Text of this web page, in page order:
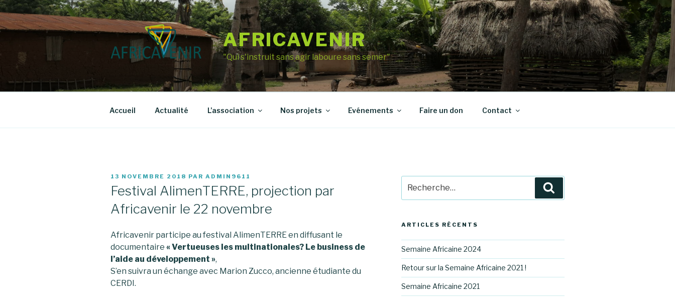
Aller
au
contenu
AFRICAVENIR
"Qui s'instruit sans agir laboure sans semer"
Accueil Actualité L’association Nos projets Evénements Faire un don Contact
PUBLIÉ
LE
13 NOVEMBRE 2018 PAR ADMIN9611
Festival AlimenTERRE, projection par
Africavenir le 22 novembre
Africavenir participe au festival AlimenTERRE en diffusant le
documentaire « Vertueuses les multinationales? Le business de
l’aide au développement »,
S’en suivra un échange avec Marion Zucco, ancienne étudiante du
CERDI.
pour
ARTICLES RÉCENTS
Semaine Africaine 2024
Retour sur la Semaine Africaine 2021 !
Semaine Africaine 2021